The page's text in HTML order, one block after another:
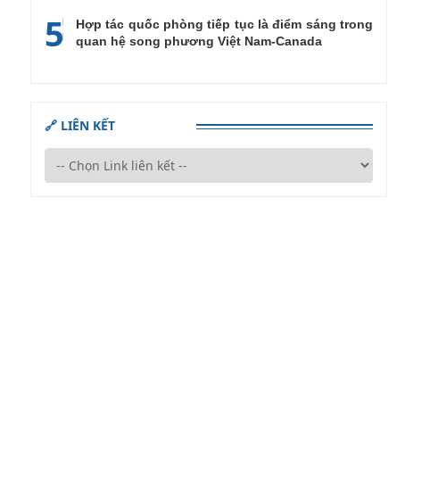
5
Hợp tác quốc phòng tiếp tục là điểm sáng trong
quan hệ song phương Việt Nam-Canada
🔗 LIÊN KẾT